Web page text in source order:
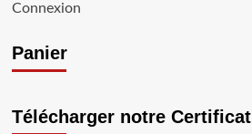
Connexion
Panier
Télécharger notre Certificat